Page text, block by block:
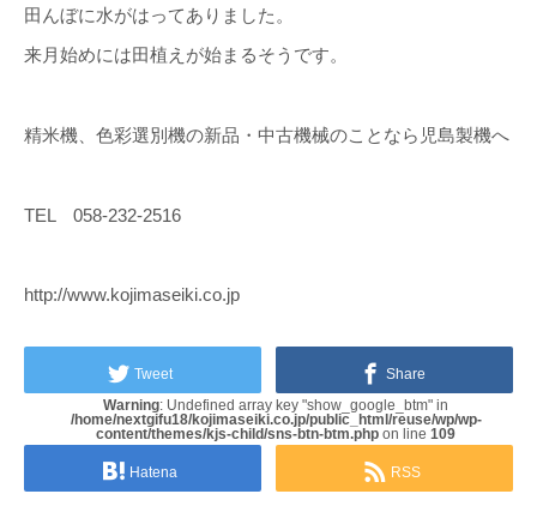
田んぼに水がはってありました。
来月始めには田植えが始まるそうです。
精米機、色彩選別機の新品・中古機械のことなら児島製機へ
TEL 058-232-2516
http://www.kojimaseiki.co.jp
Tweet
Share
Warning: Undefined array key "show_google_btm" in
/home/nextgifu18/kojimaseiki.co.jp/public_html/reuse/wp/wp-
content/themes/kjs-child/sns-btn-btm.php on line109
Hatena RSS